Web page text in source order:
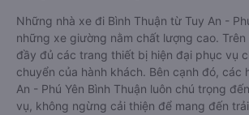
Những nhà xe đi Bình Thuận từ Tuy An -
những xe giường nằm chất lượng cao.
đầy đủ các trang thiết bị hiện đại phục vụ
chuyển của hành khách. Bên cạnh đó, các
An - Phú Yên Bình Thuận luôn chú trọng
vụ, không ngừng cải thiện để mang đến